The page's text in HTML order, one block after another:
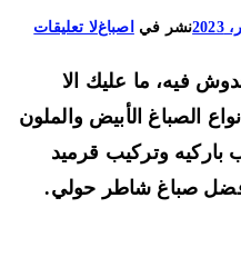
نشر في اصباغلا تعليقاتعلى
العيون
66225922
باركيه
وتركيب
ما عليك الا
الأبيض والملون
وتركيب قرميد
صباغ شاطر حولي.